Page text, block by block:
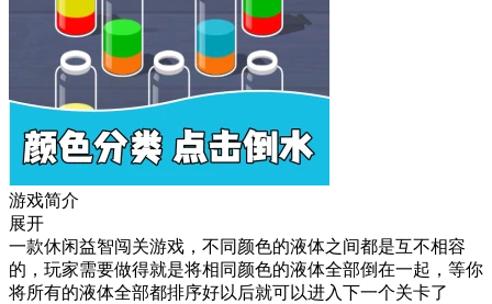
游戏简介
展开
一款休闲益智闯关游戏，不同颜色的液体之间都是互不相容
的，玩家需要做得就是将相同颜色的液体全部倒在一起，等你
将所有的液体全部都排序好以后就可以进入下一个关卡了